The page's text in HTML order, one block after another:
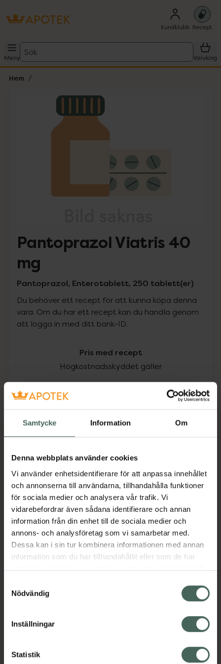
Samtycke Information Om
Denna webbplats använder cookies
Vi använder enhetsidentifierare för att anpassa innehållet
och annonserna till användarna, tillhandahålla funktioner
för sociala medier och analysera vår trafik. Vi
vidarebefordrar även sådana identifierare och annan
information från din enhet till de sociala medier och
annons- och analysföretag som vi samarbetar med.
Dessa kan i sin tur kombinera informationen med annan
information som du har tillhandahållit eller som de har
samlat in när du har använt deras tjänster. Samtycke till
återkalla ditt samtycke via webbplatsens
cookieinställningar. Ett återkallat samtycke påverkar inte
lagligheten av behandling som skett innan återkallelsen.
Nödvändig
Inställningar
Statistik
Kundklubb Recept
Meny
Sök
Varukorg
Hem
Lista: . Innehåller 1 objekt.
Pantoprazol Viatris 40
mg
Pantoprazol, Enterotablett, 250 tablett(er)
Du behöver ett recept för att kunna köpa denna
vara. Om du har ett recept kan du handla genom
att logga in med ditt bank-ID.
Pris med recept
Högkostnadsskyddet gäller
866,24 kr
I apotek:866,24 kr
Köp via ditt recept
Aktuella erbjudanden
Beskrivning
EAN:05099151931498
Bipacksedel från FASS Visa
syd till Lappland i norr, och online i mobilen och på
datorn. Oavsett vem du är så är det vårt uppdrag att